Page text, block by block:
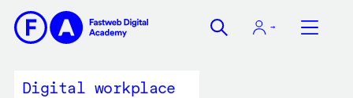
contenuto
Digital workplace